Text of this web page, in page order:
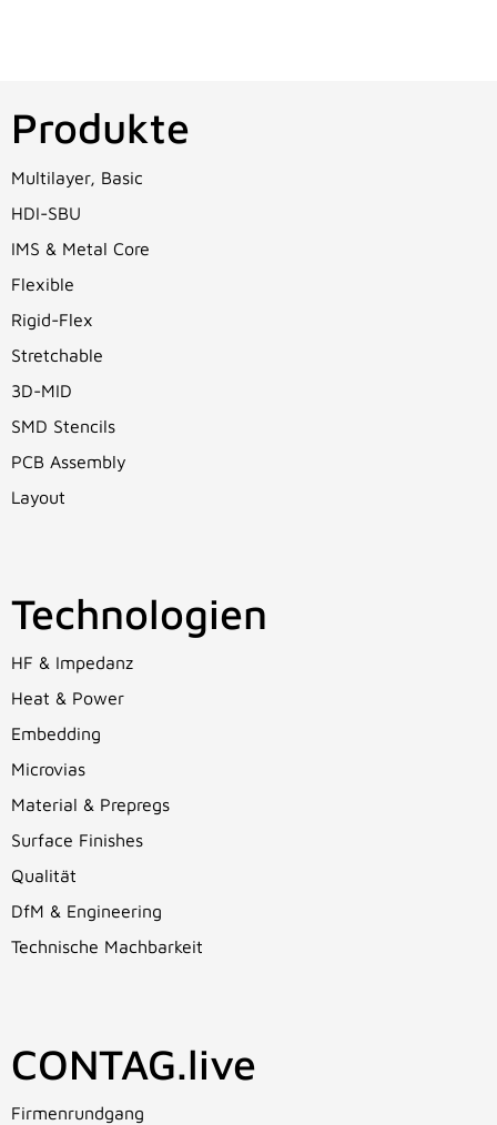
Produkte
Multilayer, Basic
HDI-SBU
IMS & Metal Core
Flexible
Rigid-Flex
Stretchable
3D-MID
SMD Stencils
PCB Assembly
Layout
Technologien
HF & Impedanz
Heat & Power
Embedding
Microvias
Material & Prepregs
Surface Finishes
Qualität
DfM & Engineering
Technische Machbarkeit
CONTAG.live
Firmenrundgang